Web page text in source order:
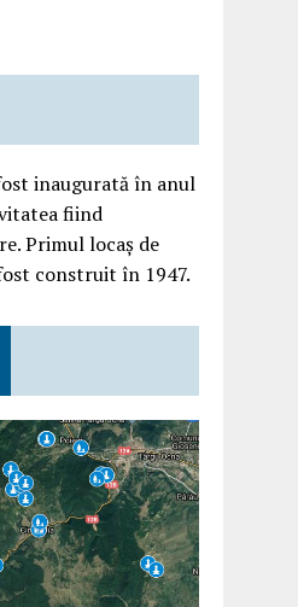
inaugurată în anul
fiind
Primul locaș de
construit în 1947.